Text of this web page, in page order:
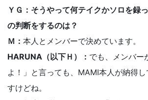
ＹＧ：そうやって何テイクかソロを録
の判断をするのは？
Ｍ： 本人とメンバーで決めています。
HARUNA（以下Ｈ）： でも、メンバー
よ！」と言っても、MAMI本人が納得
すけどね。